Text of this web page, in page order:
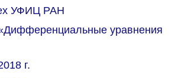
УФИЦ РАН
уравнения
г.